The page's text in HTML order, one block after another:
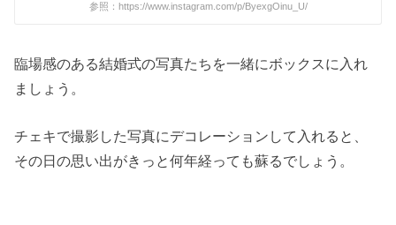
参照：https://www.instagram.com/p/ByexgOinu_U/
臨場感のある結婚式の写真たちを一緒にボックスに入れ
ましょう。
チェキで撮影した写真にデコレーションして入れると、
その日の思い出がきっと何年経っても蘇るでしょう。